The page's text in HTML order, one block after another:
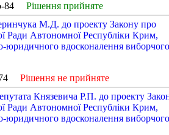
84
Рішення прийняте
М.Д. до проекту Закону про
Ради Автономної Республіки Крим,
юридичного вдосконалення виборчого
Рішення не прийняте
Князевича Р.П. до проекту
Ради Автономної Республіки Крим,
юридичного вдосконалення виборчого